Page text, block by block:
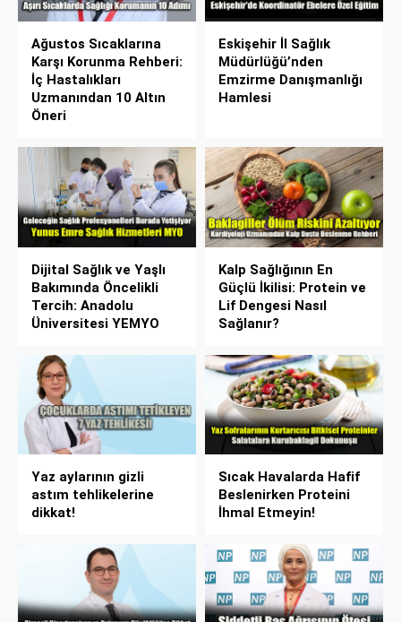
Ağustos Sıcaklarına
Karşı Korunma Rehberi:
İç Hastalıkları
Uzmanından 10 Altın
Öneri
Eskişehir İl Sağlık
Müdürlüğü’nden
Emzirme Danışmanlığı
Hamlesi
Dijital Sağlık ve Yaşlı
Bakımında Öncelikli
Tercih: Anadolu
Üniversitesi YEMYO
Kalp Sağlığının En
Güçlü İkilisi: Protein ve
Lif Dengesi Nasıl
Sağlanır?
Yaz aylarının gizli
astım tehlikelerine
dikkat!
Sıcak Havalarda Hafif
Beslenirken Proteini
İhmal Etmeyin!